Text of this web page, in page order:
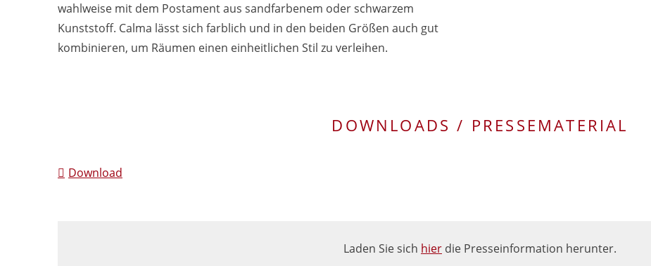
wahlweise mit dem Postament aus sandfarbenem oder schwarzem
Kunststoff. Calma lässt sich farblich und in den beiden Größen auch gut
kombinieren, um Räumen einen einheitlichen Stil zu verleihen.
DOWNLOADS / PRESSEMATERIAL
Download
Laden Sie sich hier die Presseinformation herunter.